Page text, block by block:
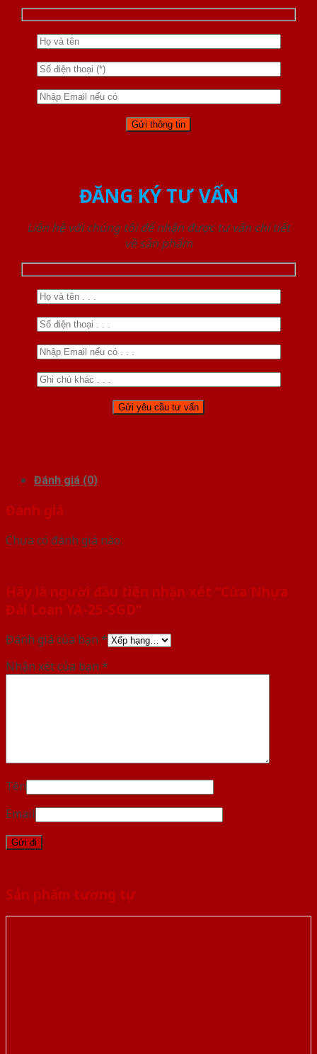
ĐĂNG KÝ TƯ VẤN
Liên hệ với chúng tôi để nhận được tư vấn chi tiết
về sản phẩm
Đánh giá (0)
Đánh giá
Chưa có đánh giá nào.
Hãy là người đầu tiên nhận xét “Cửa Nhựa
Đài Loan YA-25-SGD”
Đánh giá của bạn *
Nhận xét của bạn *
Tên
Email
Sản phẩm tương tự